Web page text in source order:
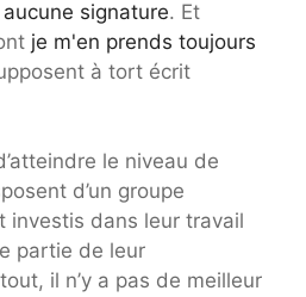
signature. Et
je m'en prends toujours
à tort écrit
le niveau de
d’un groupe
investis dans leur travail
partie de leur
il n’y a pas de meilleur